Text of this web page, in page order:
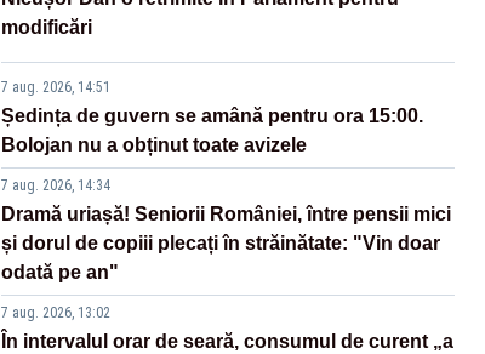
modificări
7 aug. 2026, 14:51
Ședința de guvern se amână pentru ora 15:00.
Bolojan nu a obținut toate avizele
7 aug. 2026, 14:34
Dramă uriașă! Seniorii României, între pensii mici
și dorul de copiii plecați în străinătate: "Vin doar
odată pe an"
7 aug. 2026, 13:02
În intervalul orar de seară, consumul de curent „a